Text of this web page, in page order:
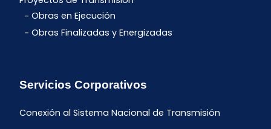
Obras en Ejecución
Obras Finalizadas y Energizadas
Servicios Corporativos
Conexión al Sistema Nacional de Transmisión